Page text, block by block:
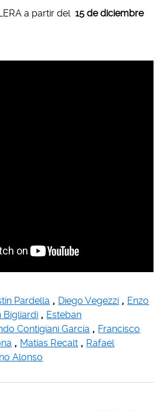
a partir del 15 de diciembre
Pardella , Diego Vegezzi , Enzo
Bigliardi , Esteban
Contigiani García , Francisco
, Matías Recalt , Rafael
Alonso